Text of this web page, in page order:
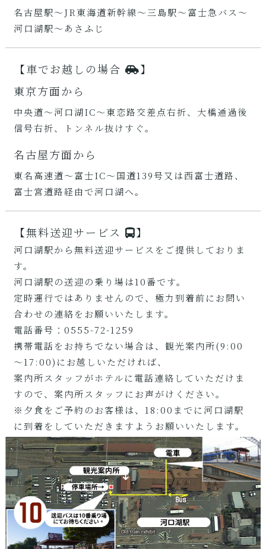
名古屋駅～JR東海道新幹線～三島駅～富士急バス～
河口湖駅～あさふじ
【車でお越しの場合
】
東京方面から
中央道～河口湖IC～東恋路交差点右折、大橋通過後
信号右折、トンネル抜けすぐ。
名古屋方面から
東名高速道～富士IC～国道139号又は西富士道路、
富士宮道路経由で河口湖へ。
【無料送迎サービス 】
河口湖駅から無料送迎サービスをご提供しておりま
す。
河口湖駅の送迎の乗り場は10番です。
定時運行ではありませんので、極力到着前にお問い
合わせの連絡をお願いいたします。
電話番号：0555-72-1259
携帯電話をお持ちでない場合は、観光案内所(9:00
～17:00)にお越しいただければ、
案内所スタッフがホテルに電話連絡していただけま
すので、案内所スタッフにお声がけください。
※夕食をご予約のお客様は、18:00までに河口湖駅
に到着をしていただきますようお願いいたします。